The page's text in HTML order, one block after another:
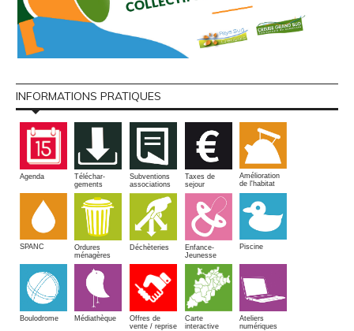
INFORMATIONS PRATIQUES
Agenda
Téléchar-
gements
Subventions
associations
Taxes de
sejour
Amélioration
de l'habitat
SPANC
Ordures
ménagères
Déchèteries
Enfance-
Jeunesse
Piscine
Boulodrome Médiathèque
Offres de
vente / reprise
Carte
interactive
Ateliers
numériques